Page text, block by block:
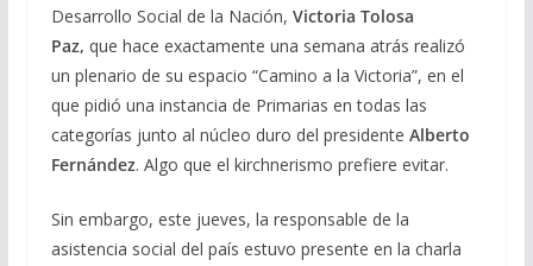
Desarrollo Social de la Nación, Victoria Tolosa
Paz, que hace exactamente una semana atrás realizó
un plenario de su espacio “Camino a la Victoria”, en el
que pidió una instancia de Primarias en todas las
categorías junto al núcleo duro del presidente Alberto
Fernández. Algo que el kirchnerismo prefiere evitar.
Sin embargo, este jueves, la responsable de la
asistencia social del país estuvo presente en la charla